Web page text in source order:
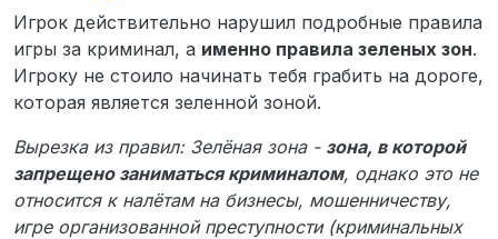
Игрок действительно нарушил подробные правила
игры за криминал, а именно правила зеленых зон.
Игроку не стоило начинать тебя грабить на дороге,
которая является зеленной зоной.
Вырезка из правил:Зелёная зона - зона, в которой
запрещено заниматься криминалом, однако это не
относится к налётам на бизнесы, мошенничеству,
игре организованной преступности (криминальных